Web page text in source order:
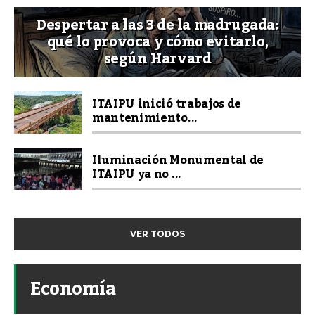
Despertar a las 3 de la madrugada:
qué lo provoca y cómo evitarlo,
según Harvard
ITAIPU inició trabajos de
mantenimiento...
Iluminación Monumental de
ITAIPU ya no ...
VER TODOS
Economía